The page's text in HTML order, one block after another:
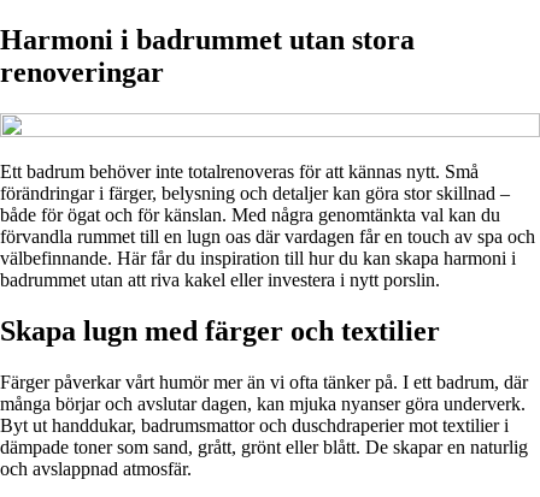
Harmoni i badrummet utan stora
renoveringar
Ett badrum behöver inte totalrenoveras för att kännas nytt. Små
förändringar i färger, belysning och detaljer kan göra stor skillnad –
både för ögat och för känslan. Med några genomtänkta val kan du
förvandla rummet till en lugn oas där vardagen får en touch av spa och
välbefinnande. Här får du inspiration till hur du kan skapa harmoni i
badrummet utan att riva kakel eller investera i nytt porslin.
Skapa lugn med färger och textilier
Färger påverkar vårt humör mer än vi ofta tänker på. I ett badrum, där
många börjar och avslutar dagen, kan mjuka nyanser göra underverk.
Byt ut handdukar, badrumsmattor och duschdraperier mot textilier i
dämpade toner som sand, grått, grönt eller blått. De skapar en naturlig
och avslappnad atmosfär.